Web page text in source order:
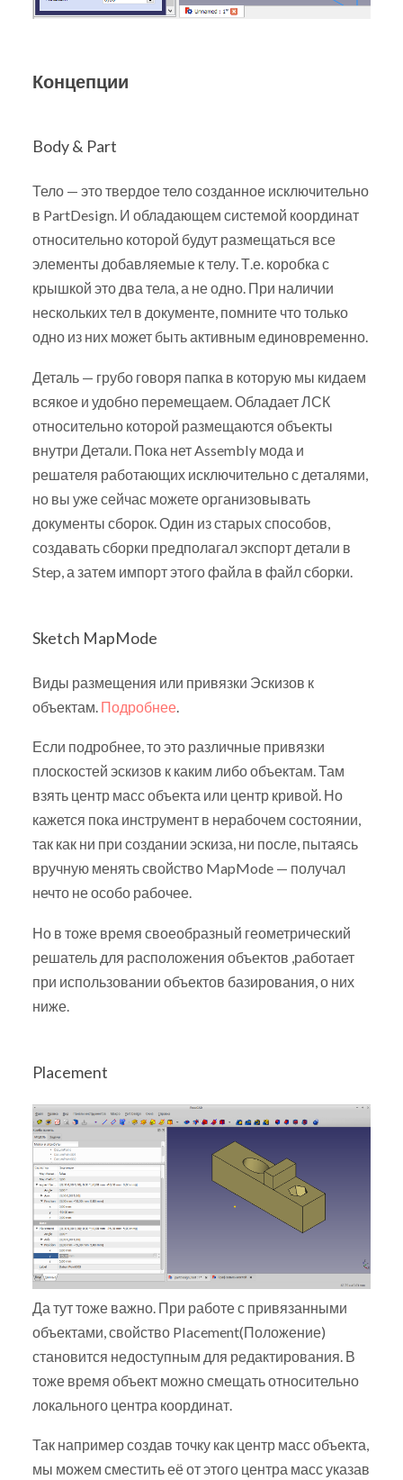
Концепции
Body & Part
Тело — это твердое тело созданное исключительно
в PartDesign. И обладающем системой координат
относительно которой будут размещаться все
элементы добавляемые к телу. Т.е. коробка с
крышкой это два тела, а не одно. При наличии
нескольких тел в документе, помните что только
одно из них может быть активным единовременно.
Деталь — грубо говоря папка в которую мы кидаем
всякое и удобно перемещаем. Обладает ЛСК
относительно которой размещаются объекты
внутри Детали. Пока нет Assembly мода и
решателя работающих исключительно с деталями,
но вы уже сейчас можете организовывать
документы сборок. Один из старых способов,
создавать сборки предполагал экспорт детали в
Step, а затем импорт этого файла в файл сборки.
Sketch MapMode
Виды размещения или привязки Эскизов к
объектам. Подробнее.
Если подробнее, то это различные привязки
плоскостей эскизов к каким либо объектам. Там
взять центр масс объекта или центр кривой. Но
кажется пока инструмент в нерабочем состоянии,
так как ни при создании эскиза, ни после, пытаясь
вручную менять свойство MapMode — получал
нечто не особо рабочее.
Но в тоже время своеобразный геометрический
решатель для расположения объектов ,работает
при использовании объектов базирования, о них
ниже.
Placement
Да тут тоже важно. При работе с привязанными
объектами, свойство Placement(Положение)
становится недоступным для редактирования. В
тоже время объект можно смещать относительно
локального центра координат.
Так например создав точку как центр масс объекта,
мы можем сместить её от этого центра масс указав